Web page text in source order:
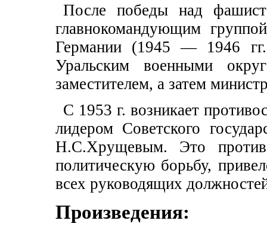
После победы над
главнокомандующим
Германии (1945 — 1946
Уральским военными
заместителем, а затем
С 1953 г. возникает
лидером Советского
Н.С.Хрущевым. Это
политическую борьбу,
всех руководящих
Произведения: